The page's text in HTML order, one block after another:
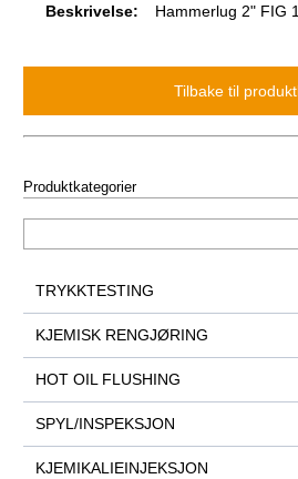
Beskrivelse: Hammerlug 2" FIG
Produktkategorier
TRYKKTESTING
KJEMISK RENGJØRING
HOT OIL FLUSHING
SPYL/INSPEKSJON
KJEMIKALIEINJEKSJON